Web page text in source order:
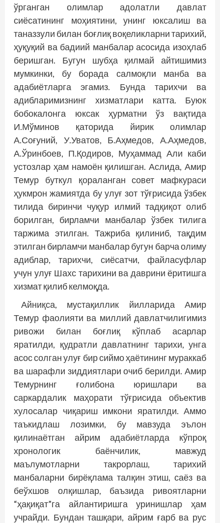
ўрганган олимлар адолатли давлат
сиёсатининг моҳиятини, унинг юксалиш ва
таназзули билан боғлиқ воқеликларни тарихий,
ҳуқуқий ва бадиий манбалар асосида изоҳлаб
беришган. Бугун шубҳа қилмай айтишимиз
мумкинки, бу борада салмоқли манба ва
адабиётларга эгамиз. Бунда тарихчи ва
адибларимизнинг хизматлари катта. Буюк
бобокалонга юксак ҳурматни ўз вақтида
И.Мўминов қаторида йирик олимлар
А.Соғуний, У.Уватов, Б.Аҳмедов, А.Аҳмедов,
А.Ўринбоев, П.Қодиров, Муҳаммад Али каби
устозлар ҳам намоён қилишган. Аслида, Амир
Темур буткул қораланган совет мафкураси
ҳукмрон жамиятда бу улуғ зот тўғрисида ўзбек
тилида биринчи чуқур илмий тадқиқот олиб
борилган, бирламчи манбалар ўзбек тилига
таржима этилган. Тажриба қилиниб, тақдим
этилган бирламчи манбалар бугун барча олиму
адиблар, тарихчи, сиёсатчи, файласуфлар
учун улуғ Шахс тарихини ва даврини ёритишга
хизмат қилиб келмоқда.
Айниқса, мустақиллик йилларида Амир
Темур фаолияти ва миллий давлатчилигимиз
ривожи билан боғлиқ кўплаб асарлар
яратилди, қудратли давлатнинг тарихи, унга
асос солган улуғ бир сиймо ҳаётининг мураккаб
ва шарафли зиддиятлари очиб берилди. Амир
Темурнинг ғолибона юришлари ва
саркардалик маҳорати тўғрисида объектив
хулосалар чиқариш имкони яратилди. Аммо
таъкидлаш лозимки, бу мавзуда эълон
қилинаётган айрим адабиётларда кўпроқ
хронологик баёнчилик, мавжуд
маълумотларни такрорлаш, тарихий
манбаларни бирёқлама талқин этиш, саёз ва
беўхшов олқишлар, баъзида ривоятларни
“ҳақиқат”га айлантиришга уринишлар ҳам
учрайди. Бундан ташқари, айрим ғарб ва рус